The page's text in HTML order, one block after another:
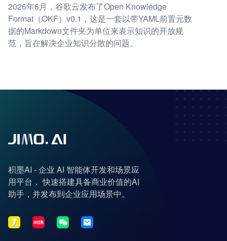
2026年6月，谷歌云发布了Open Knowledge
Format（OKF）v0.1，这是一套以带YAML前置元数
据的Markdown文件夹为单位来表示知识的开放规
范，旨在解决企业知识分散的问题。
积墨AI - 企业 AI 智能体开发和场景应
用平台， 快速搭建具备商业价值的AI
助手，并发布到企业应用场景中。